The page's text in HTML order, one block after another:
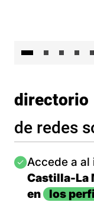
directorio
de redes
Imagen
Accede a al
Castilla-La
en
los